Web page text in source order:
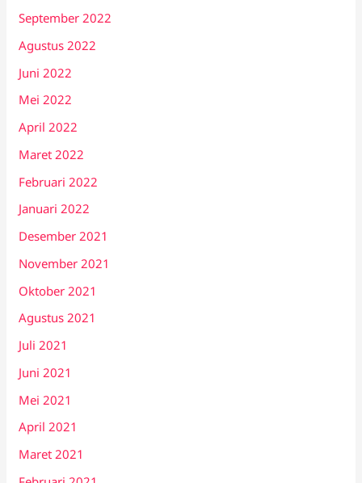
September 2022
Agustus 2022
Juni 2022
Mei 2022
April 2022
Maret 2022
Februari 2022
Januari 2022
Desember 2021
November 2021
Oktober 2021
Agustus 2021
Juli 2021
Juni 2021
Mei 2021
April 2021
Maret 2021